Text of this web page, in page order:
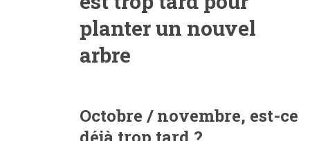
planter un nouvel
arbre
Octobre / novembre, est-ce